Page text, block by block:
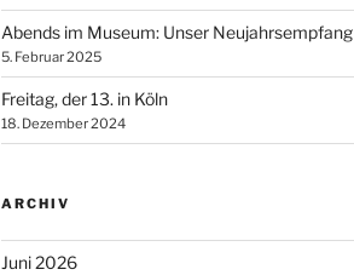
Abends im Museum: Unser Neujahrsempfang
5. Februar 2025
Freitag, der 13. in Köln
18. Dezember 2024
ARCHIV
Juni 2026